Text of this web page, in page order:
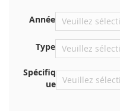
Directement dans le
Près du pare-brise,
Dans le montant de
Année
Type
Spécifiq
ue